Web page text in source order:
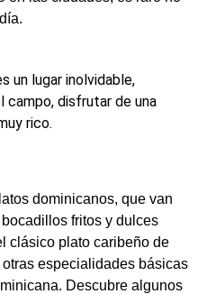
un lugar inolvidable,
campo, disfrutar de una
rico.
dominicanos, que van
fritos y dulces
clásico plato caribeño de
especialidades básicas
Descubre algunos